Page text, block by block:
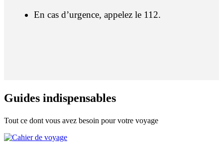
En cas d’urgence, appelez le 112.
Guides indispensables
Tout ce dont vous avez besoin pour votre voyage